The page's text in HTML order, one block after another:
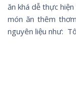
ăn khá dễ thực
món ăn thêm
nguyên liệu như: